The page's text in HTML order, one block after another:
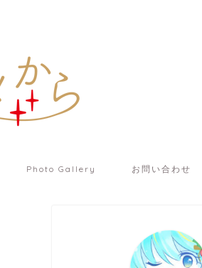
Photo Gallery お問い合わせ